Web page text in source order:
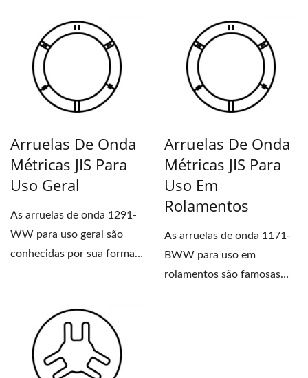
Arruelas De Onda
Métricas JIS Para
Uso Geral
As arruelas de onda 1291-
WW para uso geral são
conhecidas por sua forma
Arruelas De Onda
Métricas JIS Para
Uso Em
Rolamentos
As arruelas de onda 1171-
BWW para uso em
rolamentos são famosas